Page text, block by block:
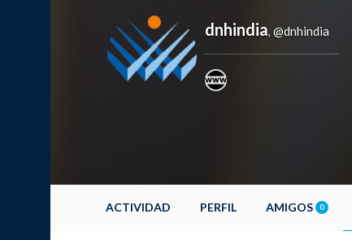
dnhindia, @dnhindia
ACTIVIDAD PERFIL AMIGOS 0